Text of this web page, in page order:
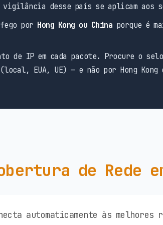
desse país se aplicam aos
por Hong Kong ou China porque é
de IP em cada pacote. Procure o
EUA, UE) — e não por Hong Kong
de Rede
automaticamente às